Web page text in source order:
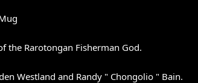
the Rarotongan Fisherman God.
Westland and Randy " Chongolio " Bain.